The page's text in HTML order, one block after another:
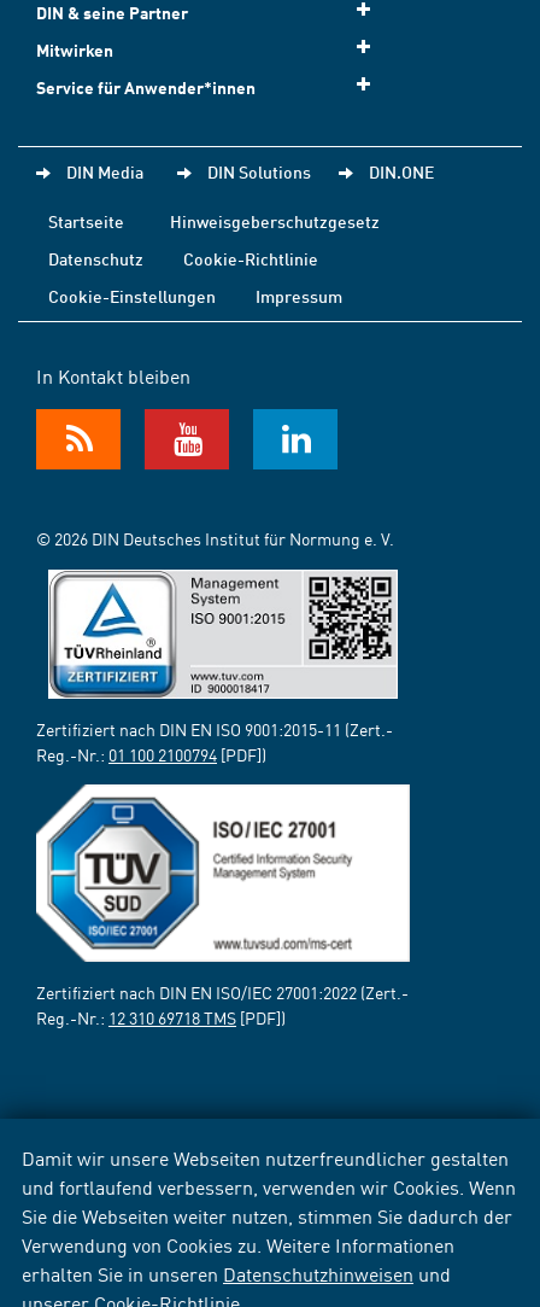
Damit wir unsere Webseiten nutzerfreundlicher gestalten
und fortlaufend verbessern, verwenden wir Cookies. Wenn
Sie die Webseiten weiter nutzen, stimmen Sie dadurch der
Verwendung von Cookies zu. Weitere Informationen
erhalten Sie in unseren Datenschutzhinweisen und
DIN & seine Partner
Mitwirken
Service für Anwender*innen
DIN Media DIN Solutions DIN.ONE
Startseite
Hinweisgeberschutzgesetz
Datenschutz
Cookie-Richtlinie
Cookie-Einstellungen
Impressum
In Kontakt bleiben
© 2026 DIN Deutsches Institut für Normung e. V.
Zertifiziert nach DIN EN ISO 9001:2015-11 (Zert.-
Reg.-Nr.: 01 100 2100794 [PDF])
Zertifiziert nach DIN EN ISO/IEC 27001:2022 (Zert.-
Reg.-Nr.: 12 310 69718 TMS [PDF])